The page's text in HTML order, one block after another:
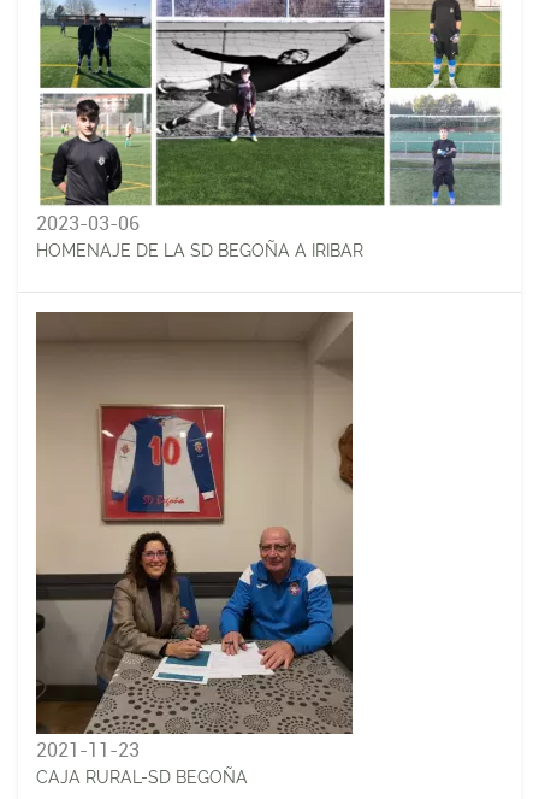
2023-03-06
HOMENAJE DE LA SD BEGOÑA A IRIBAR
2021-11-23
CAJA RURAL-SD BEGOÑA